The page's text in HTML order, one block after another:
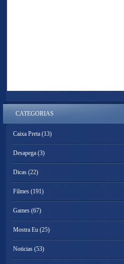
CATEGORIAS
Caixa Preta (13)
Desapega (3)
Dicas (22)
Filmes (191)
Games (67)
Mostra Eu (25)
Noticias (53)